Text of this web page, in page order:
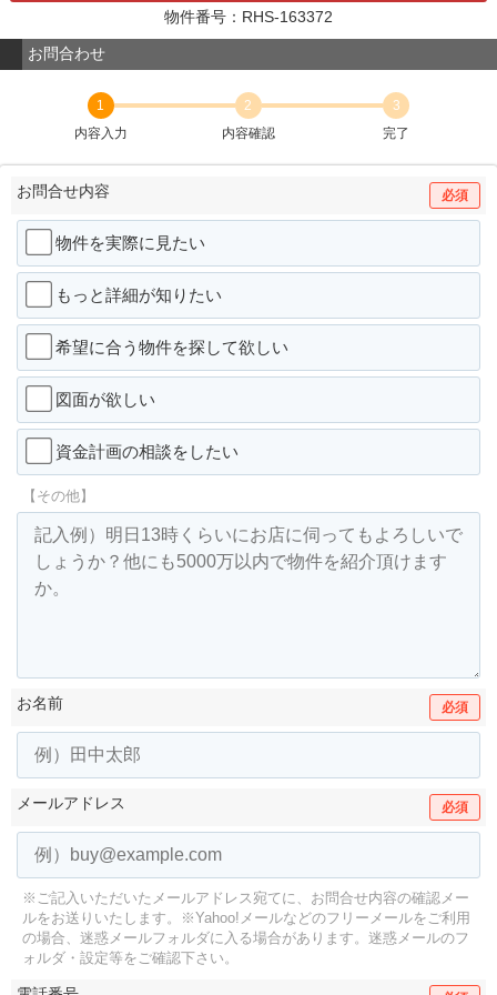
物件番号：RHS-163372
お問合わせ
1
内容入力
2
内容確認
3
完了
お問合せ内容 必須
物件を実際に見たい
もっと詳細が知りたい
希望に合う物件を探して欲しい
図面が欲しい
資金計画の相談をしたい
【その他】
お名前 必須
メールアドレス 必須
※ご記入いただいたメールアドレス宛てに、お問合せ内容の確認メー
ルをお送りいたします。
※Yahoo!メールなどのフリーメールをご利用
の場合、迷惑メールフォルダに入る場合があります。 迷惑メールのフ
ォルダ・設定等をご確認下さい。